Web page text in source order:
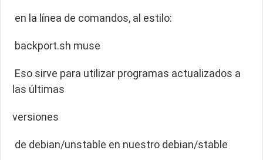
en la línea de comandos, al estilo:
backport.sh muse
Eso sirve para utilizar programas actualizados a
las últimas
versiones
de debian/unstable en nuestro debian/stable